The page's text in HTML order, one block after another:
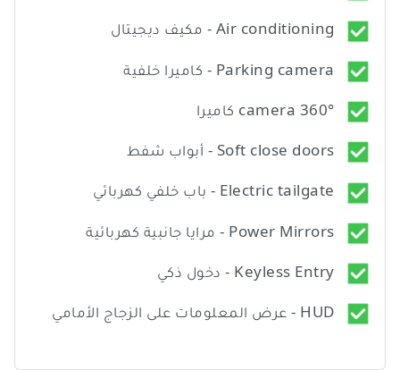
Air conditioning - مكيف ديجيتال
Parking camera - كاميرا خلفية
camera 360° كاميرا
Soft close doors - أبواب شفط
Electric tailgate - باب خلفي كهربائي
Power Mirrors - مرايا جانبية كهربائية
Keyless Entry - دخول ذكي
HUD - عرض المعلومات على الزجاج الأمامي